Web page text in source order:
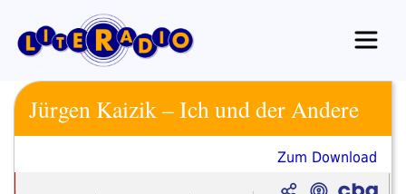
Inhalt
springen
Jürgen Kaizik – Ich und der Andere
Zum Download